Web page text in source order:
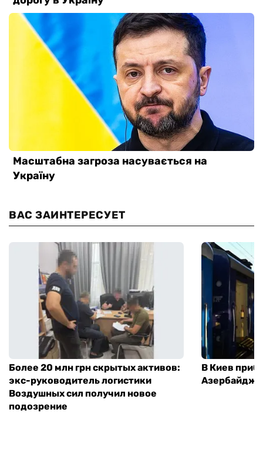
ВАС ЗАИНТЕРЕСУЕТ
Более 20 млн грн скрытых активов:
экс-руководитель логистики
Воздушных сил получил новое
подозрение
В Киев